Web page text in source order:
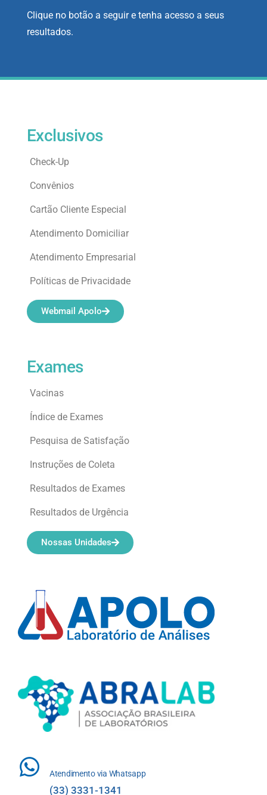
Clique no botão a seguir e tenha acesso a seus
resultados.
Atendimento via Whatsapp
(33) 3331-1341
Exames
Vacinas
Índice de Exames
Pesquisa de Satisfação
Instruções de Coleta
Resultados de Exames
Resultados de Urgência
Nossas Unidades
Exclusivos
Check-Up
Convênios
Cartão Cliente Especial
Atendimento Domiciliar
Atendimento Empresarial
Políticas de Privacidade
Webmail Apolo